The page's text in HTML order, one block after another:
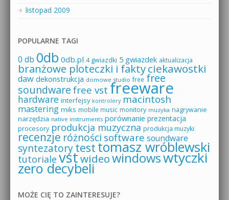
listopad 2009
POPULARNE TAGI
0 db 0db 0db.pl 4 gwiazdki 5 gwiazdek aktualizacja
branżowe ploteczki i faktyciekawostki
daw dekonstrukcja domowe studio free free
soundware free vst freeware
hardware interfejsy kontrolery macintosh
mastering miks mobile music monitory muzyka nagrywanie
narzędzia native instruments porównanie prezentacja
procesory produkcja muzyczna produkcja muzyki
recenzje różności software soundware
syntezatorytesttomasz wróblewski
tutoriale vstwideowindowswtyczki
zero decybeli
MOŻE CIĘ TO ZAINTERESUJE?